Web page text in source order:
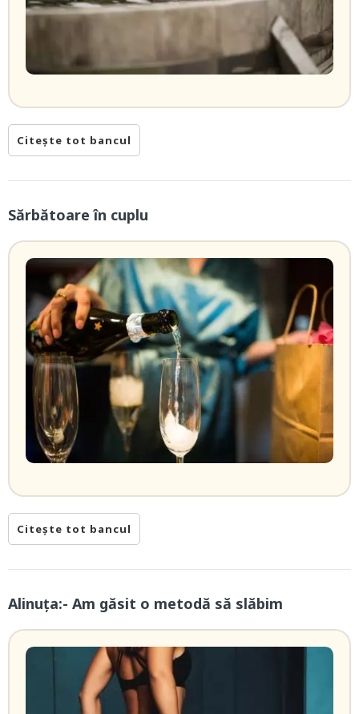
Citește tot bancul
Sărbătoare în cuplu
Citește tot bancul
Alinuța:- Am găsit o metodă să slăbim